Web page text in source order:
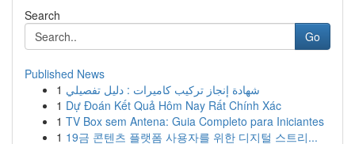
Search
Go
Published News
1 شهادة إنجاز تركيب كاميرات : دليل تفصيلي
1 Dự Đoán Kết Quả Hôm Nay Rất Chính Xác
1 TV Box sem Antena: Guia Completo para Iniciantes
1 19금 콘텐츠 플랫폼 사용자를 위한 디지털 스트리...